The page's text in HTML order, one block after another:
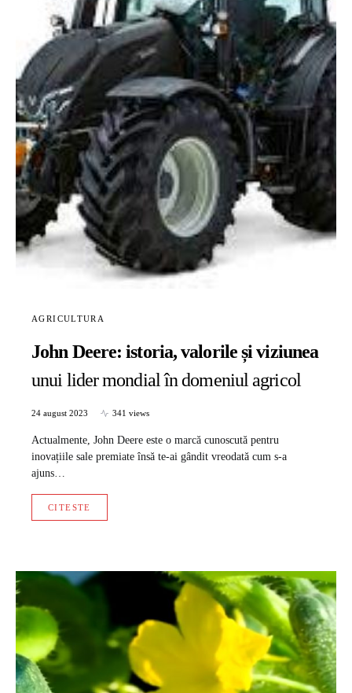
AGRICULTURA
John Deere: istoria, valorile și viziunea
unui lider mondial în domeniul agricol
24 august 2023 341 views
Actualmente, John Deere este o marcă cunoscută pentru
inovațiile sale premiate însă te-ai gândit vreodată cum s-a
ajuns…
CITESTE